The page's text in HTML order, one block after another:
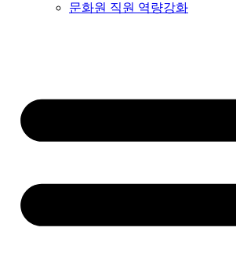
문화원 직원 역량강화